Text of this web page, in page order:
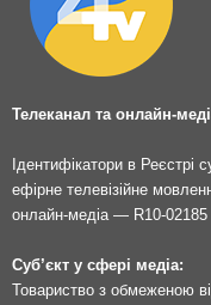
Телеканал та онлайн-
Ідентифікатори в Реєстрі
ефірне телевізійне
онлайн-медіа — R10-02185
Суб’єкт у сфері медіа:
Товариство з обмеженою